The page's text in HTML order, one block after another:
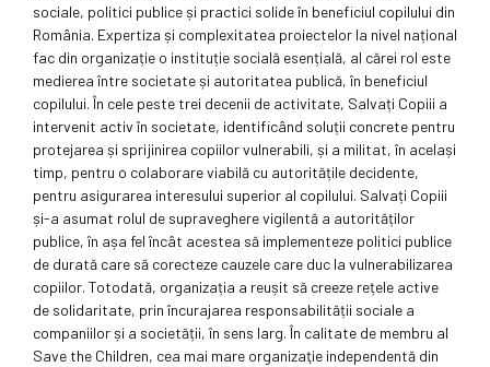
sociale, politici publice și practici solide în beneficiul copilului din
România. Expertiza și complexitatea proiectelor la nivel național
fac din organizație o instituție socială esențială, al cărei rol este
medierea între societate și autoritatea publică, în beneficiul
copilului. În cele peste trei decenii de activitate, Salvați Copiii a
intervenit activ în societate, identificând soluții concrete pentru
protejarea și sprijinirea copiilor vulnerabili, și a militat, în același
timp, pentru o colaborare viabilă cu autoritățile decidente,
pentru asigurarea interesului superior al copilului. Salvați Copiii
și-a asumat rolul de supraveghere vigilentă a autorităților
publice, în așa fel încât acestea să implementeze politici publice
de durată care să corecteze cauzele care duc la vulnerabilizarea
copiilor. Totodată, organizația a reușit să creeze rețele active
de solidaritate, prin încurajarea responsabilității sociale a
companiilor și a societății, în sens larg. În calitate de membru al
Save the Children, cea mai mare organizaţie independentă din